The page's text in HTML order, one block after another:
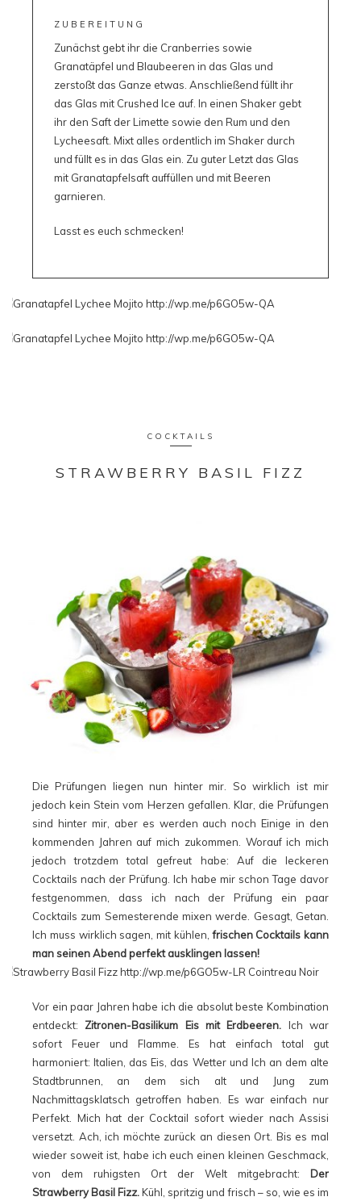
ZUBEREITUNG
Zunächst gebt ihr die Cranberries sowie
Granatäpfel und Blaubeeren in das Glas und
zerstoßt das Ganze etwas. Anschließend füllt ihr
das Glas mit Crushed Ice auf. In einen Shaker gebt
ihr den Saft der Limette sowie den Rum und den
Lycheesaft. Mixt alles ordentlich im Shaker durch
und füllt es in das Glas ein. Zu guter Letzt das Glas
mit Granatapfelsaft auffüllen und mit Beeren
garnieren.
Lasst es euch schmecken!
COCKTAILS
STRAWBERRY BASIL FIZZ
Die Prüfungen liegen nun hinter mir. So wirklich ist mir
jedoch kein Stein vom Herzen gefallen. Klar, die Prüfungen
sind hinter mir, aber es werden auch noch Einige in den
kommenden Jahren auf mich zukommen. Worauf ich mich
jedoch trotzdem total gefreut habe: Auf die leckeren
Cocktails nach der Prüfung. Ich habe mir schon Tage davor
festgenommen, dass ich nach der Prüfung ein paar
Cocktails zum Semesterende mixen werde. Gesagt, Getan.
Ich muss wirklich sagen, mit kühlen,frischen Cocktails kann
man seinen Abend perfekt ausklingen lassen!
Vor ein paar Jahren habe ich die absolut beste Kombination
entdeckt: Zitronen-Basilikum Eis mit Erdbeeren. Ich war
sofort Feuer und Flamme. Es hat einfach total gut
harmoniert: Italien, das Eis, das Wetter und Ich an dem alte
Stadtbrunnen, an dem sich alt und Jung zum
Nachmittagsklatsch getroffen haben. Es war einfach nur
Perfekt. Mich hat der Cocktail sofort wieder nach Assisi
versetzt. Ach, ich möchte zurück an diesen Ort. Bis es mal
wieder soweit ist, habe ich euch einen kleinen Geschmack,
von dem ruhigsten Ort der Welt mitgebracht: Der
Strawberry Basil Fizz.Kühl, spritzig und frisch – so, wie es im